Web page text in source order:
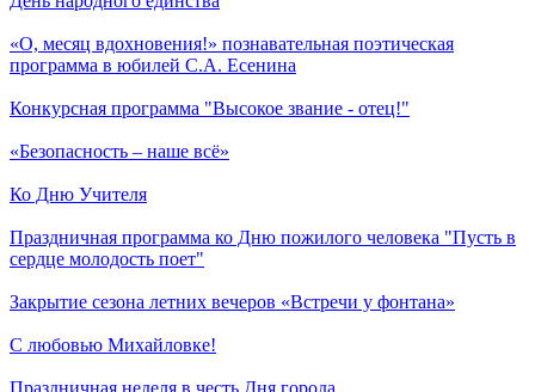
«О, месяц вдохновения!» познавательная поэтическая
программа в юбилей С.А. Есенина
Конкурсная программа "Высокое звание - отец!"
«Безопасность – наше всё»
Ко Дню Учителя
Праздничная программа ко Дню пожилого человека "Пусть в
сердце молодость поет"
Закрытие сезона летних вечеров «Встречи у фонтана»
С любовью Михайловке!
Праздничная неделя в честь Дня города